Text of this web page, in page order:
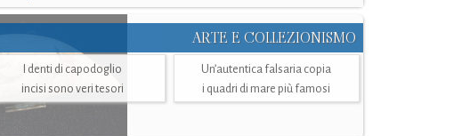
ARTE E COLLEZIONISMO
I denti di capodoglio
incisi sono veri tesori
Un’autentica falsaria copia
i quadri di mare più famosi